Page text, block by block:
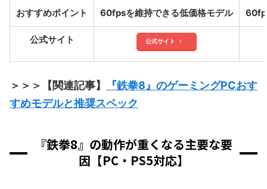
おすすめポイント 60fpsを維持できる低価格モデル
公式サイト 公式サイト
＞＞＞【関連記事】
『鉄拳8』のゲーミングPCおす
すめモデルと推奨スペック
『鉄拳8』の動作が重くなる主要な要
因【PC・PS5対応】